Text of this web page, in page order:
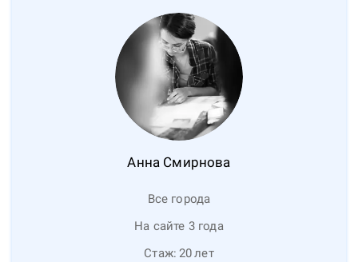
Анна Смирнова
Все города
На сайте 3 года
Стаж: 20лет